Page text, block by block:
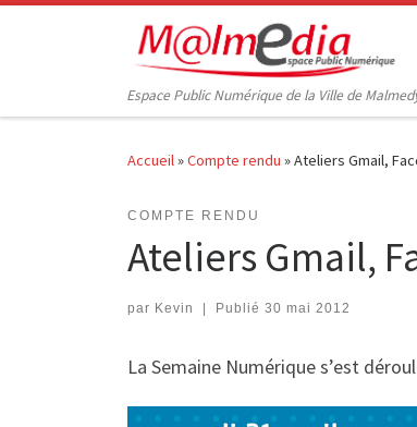
Passer au contenu
Espace Public Numérique de la Ville de
Accueil»Compte rendu »Ateliers Gmail,
COMPTE RENDU
Ateliers Gmail,
par Kevin Publié 30 mai 2012
La Semaine Numérique s’est